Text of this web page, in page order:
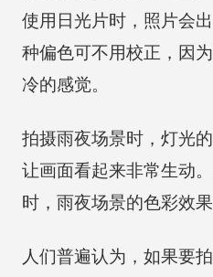
使用日光片时，照片会
种偏色可不用校正，因
冷的感觉。
拍摄雨夜场景时，灯光
让画面看起来非常生动
时，雨夜场景的色彩效
人们普遍认为，如果要